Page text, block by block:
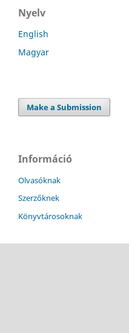
Nyelv
English
Magyar
Make a Submission
Információ
Olvasóknak
Szerzőknek
Könyvtárosoknak